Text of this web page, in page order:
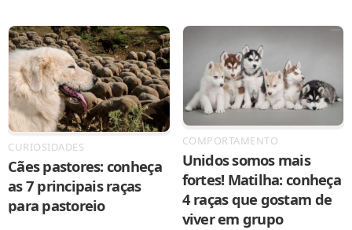
CURIOSIDADES
Cães pastores: conheça
as 7 principais raças
para pastoreio
COMPORTAMENTO
Unidos somos mais
fortes! Matilha: conheça
4 raças que gostam de
viver em grupo